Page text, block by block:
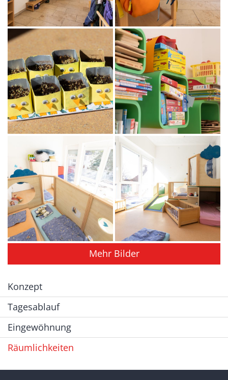
Mehr Bilder
Konzept
Tagesablauf
Eingewöhnung
Räumlichkeiten